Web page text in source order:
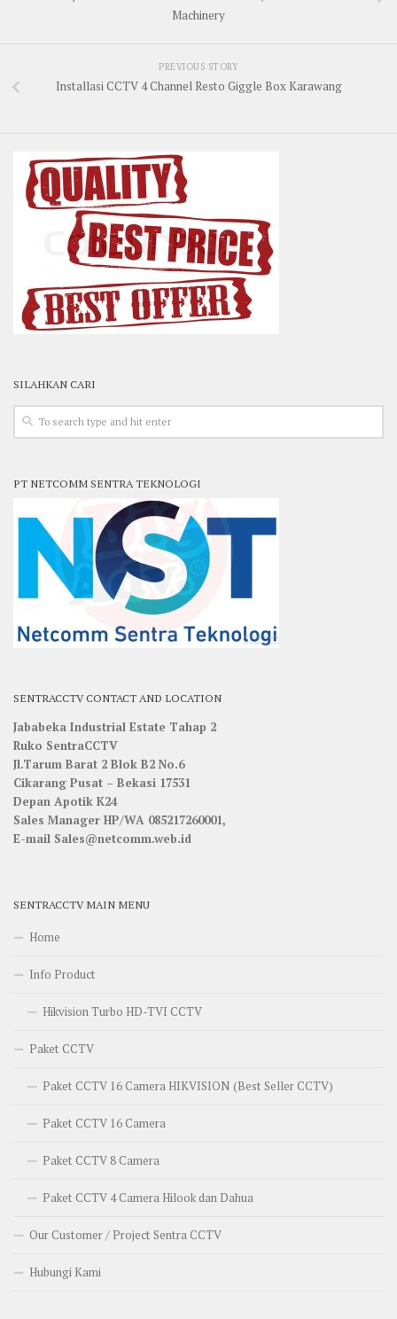
Machinery
PREVIOUS STORY
Installasi CCTV 4 Channel Resto Giggle Box Karawang
SILAHKAN CARI
PT NETCOMM SENTRA TEKNOLOGI
SENTRACCTV CONTACT AND LOCATION
Jababeka Industrial Estate Tahap 2
Ruko SentraCCTV
Jl.Tarum Barat 2 Blok B2 No.6
Cikarang Pusat – Bekasi 17531
Depan Apotik K24
Sales Manager HP/WA 085217260001,
E-mail Sales@netcomm.web.id
SENTRACCTV MAIN MENU
Home
Info Product
Hikvision Turbo HD-TVI CCTV
Paket CCTV
Paket CCTV 16 Camera HIKVISION (Best Seller CCTV)
Paket CCTV 16 Camera
Paket CCTV 8 Camera
Paket CCTV 4 Camera Hilook dan Dahua
Our Customer / Project Sentra CCTV
Hubungi Kami